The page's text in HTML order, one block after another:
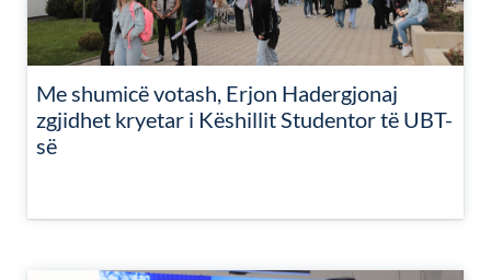
Me shumicë votash, Erjon Hadergjonaj
zgjidhet kryetar i Këshillit Studentor të UBT-
së